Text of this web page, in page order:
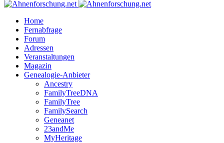
Home
Fernabfrage
Forum
Adressen
Veranstaltungen
Magazin
Genealogie-Anbieter
Ancestry
FamilyTreeDNA
FamilyTree
FamilySearch
Geneanet
23andMe
MyHeritage